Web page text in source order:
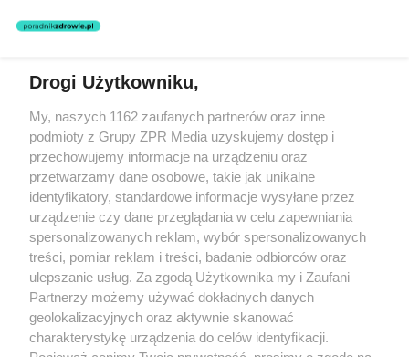
świadczeń zdrowotnych w rozumieniu art. 3 ust 1 ustawy o
rozpowszechniany lub dalej rozpowszechniany w jakikolwiek sposób
(w tym także elektroniczny lub mechaniczny) na jakimkolwiek polu
eksploatacji w jakiejkolwiek formie, włącznie z umieszczaniem w
Internecie bez pisemnej zgody właściciela praw. Jakiekolwiek użycie
lub wykorzystanie utworów w całości lub w części z naruszeniem
prawa, tzn. bez właściwej zgody, jest zabronione pod groźbą kary i
może być ścigane prawnie.
O nas
Drogi Użytkowniku,
My, naszych 1162 zaufanych partnerów oraz inne
podmioty z Grupy ZPR Media uzyskujemy dostęp i
przechowujemy informacje na urządzeniu oraz
przetwarzamy dane osobowe, takie jak unikalne
identyfikatory, standardowe informacje wysyłane przez
urządzenie czy dane przeglądania w celu zapewniania
spersonalizowanych reklam, wybór spersonalizowanych
treści, pomiar reklam i treści, badanie odbiorców oraz
ulepszanie usług. Za zgodą Użytkownika my i Zaufani
Partnerzy możemy używać dokładnych danych
geolokalizacyjnych oraz aktywnie skanować
charakterystykę urządzenia do celów identyfikacji.